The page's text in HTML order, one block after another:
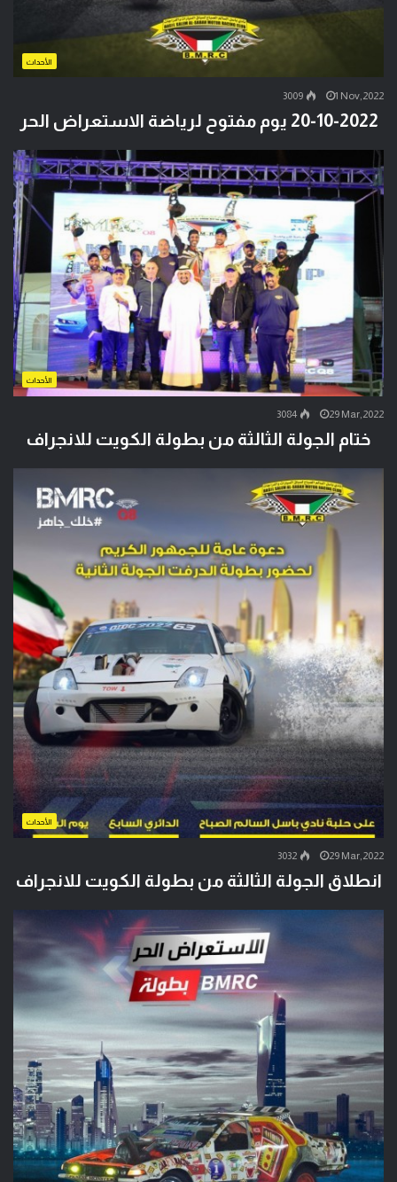
الأحداث
1 Nov,2022
3009
20-10-2022 يوم مفتوح لرياضة الاستعراض الحر
الأحداث
29 Mar,2022
3084
ختام الجولة الثالثة من بطولة الكويت للانجراف
الأحداث
29 Mar,2022
3032
انطلاق الجولة الثالثة من بطولة الكويت للانجراف